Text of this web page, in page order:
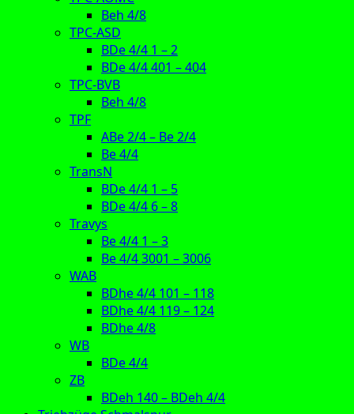
Beh 4/8
TPC-ASD
BDe 4/4 1 – 2
BDe 4/4 401 – 404
TPC-BVB
Beh 4/8
TPF
ABe 2/4 – Be 2/4
Be 4/4
TransN
BDe 4/4 1 – 5
BDe 4/4 6 – 8
Travys
Be 4/4 1 – 3
Be 4/4 3001 – 3006
WAB
BDhe 4/4 101 – 118
BDhe 4/4 119 – 124
BDhe 4/8
WB
BDe 4/4
ZB
BDeh 140 – BDeh 4/4